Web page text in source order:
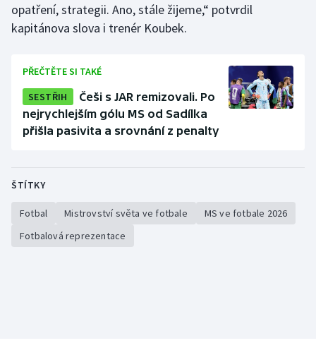
opatření, strategii. Ano, stále žijeme,“ potvrdil
kapitánova slova i trenér Koubek.
PŘEČTĚTE SI TAKÉ
SESTŘIH
Češi s JAR remizovali. Po
nejrychlejším gólu MS od Sadílka
přišla pasivita a srovnání z penalty
ŠTÍTKY
Fotbal Mistrovství světa ve fotbale
MS ve fotbale 2026
Fotbalová reprezentace